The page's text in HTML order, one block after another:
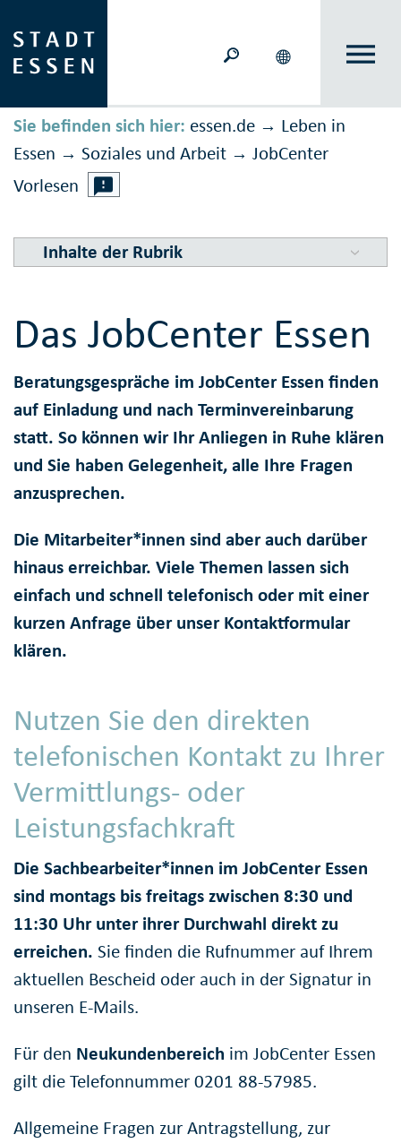
Sie befinden sich hier: essen.de → Leben in
Essen → Soziales und Arbeit → JobCenter
Vorlesen
Inhalte der Rubrik
Das JobCenter Essen
Beratungsgespräche im JobCenter Essen finden
auf Einladung und nach Terminvereinbarung
statt. So können wir Ihr Anliegen in Ruhe klären
und Sie haben Gelegenheit, alle Ihre Fragen
anzusprechen.
Die Mitarbeiter*innen sind aber auch darüber
hinaus erreichbar. Viele Themen lassen sich
einfach und schnell telefonisch oder mit einer
kurzen Anfrage über unser Kontaktformular
klären.
Nutzen Sie den direkten
telefonischen Kontakt zu Ihrer
Vermittlungs- oder
Leistungsfachkraft
Die Sachbearbeiter*innen im JobCenter Essen
sind montags bis freitags zwischen 8:30 und
11:30 Uhr unter ihrer Durchwahl direkt zu
erreichen. Sie finden die Rufnummer auf Ihrem
aktuellen Bescheid oder auch in der Signatur in
unseren E-Mails.
Für den Neukundenbereich im JobCenter Essen
gilt die Telefonnummer 0201 88-57985.
Allgemeine Fragen zur Antragstellung, zur